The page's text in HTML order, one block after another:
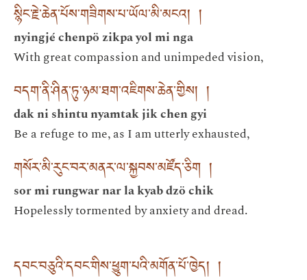
སྙིང་རྗེ་ཆེན་པོས་གཟིགས་པ་ཡོལ་མི་མངའ། །
nyingjé chenpö zikpa yol mi nga
With great compassion and unimpeded vision,
བདག་ནི་ཤིན་ཏུ་ཉམ་ཐག་འཇིགས་ཆེན་གྱིས། །
dak ni shintu nyamtak jik chen gyi
Be a refuge to me, as I am utterly exhausted,
གསོར་མི་རུང་བར་མནར་ལ་སྐྱབས་མཛོད་ཅིག །
sor mi rungwar nar la kyab dzö chik
Hopelessly tormented by anxiety and dread.
དབང་བཅུའི་དབང་གིས་ཕྱུག་པའི་མགོན་པོ་ཁྱེད། །